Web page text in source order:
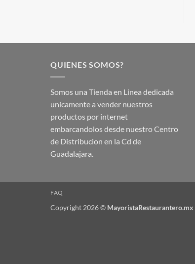
QUIENES SOMOS?
Somos una Tienda en Linea dedicada
unicamente a vender nuestros
productos por internet
embarcandolos desde nuestro Centro
de Distribucion en la Cd de
Guadalajara.
FAQ
Copyright 2026 © MayoristaRestaurantero.mx